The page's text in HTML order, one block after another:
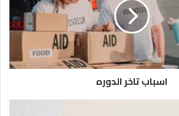
اسباب تاخر الدوره